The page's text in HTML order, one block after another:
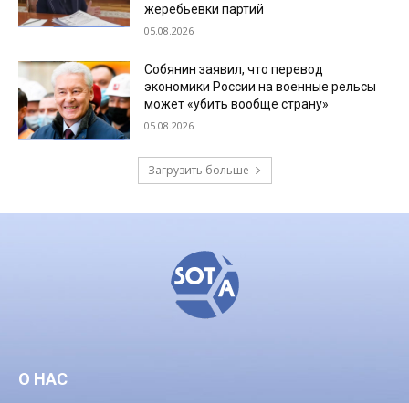
жеребьевки партий
05.08.2026
Собянин заявил, что перевод
экономики России на военные рельсы
может «убить вообще страну»
05.08.2026
Загрузить больше
О НАС